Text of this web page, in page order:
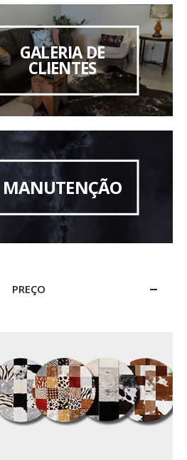
GALERIA DE
CLIENTES
MANUTENÇÃO
PREÇO